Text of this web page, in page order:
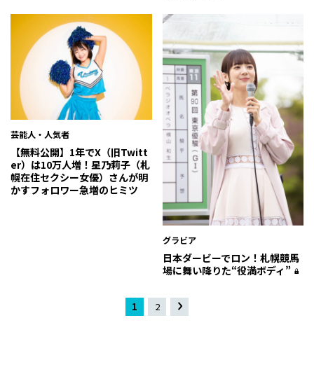
芸能人・人気者
【無料公開】1年でX（旧Twitt
er）は10万人増！星乃莉子（札
幌在住セクシー女優）さんが明
かすフォロワー急増のヒミツ
グラビア
日本ダービーでロン！札幌競馬
場に舞い降りた“役満ボディ”
1 2 »